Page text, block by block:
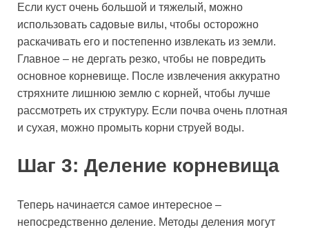
Если куст очень большой и тяжелый, можно
использовать садовые вилы, чтобы осторожно
раскачивать его и постепенно извлекать из земли.
Главное – не дергать резко, чтобы не повредить
основное корневище. После извлечения аккуратно
стряхните лишнюю землю с корней, чтобы лучше
рассмотреть их структуру. Если почва очень плотная
и сухая, можно промыть корни струей воды.
Шаг 3: Деление корневища
Теперь начинается самое интересное –
непосредственно деление. Методы деления могут